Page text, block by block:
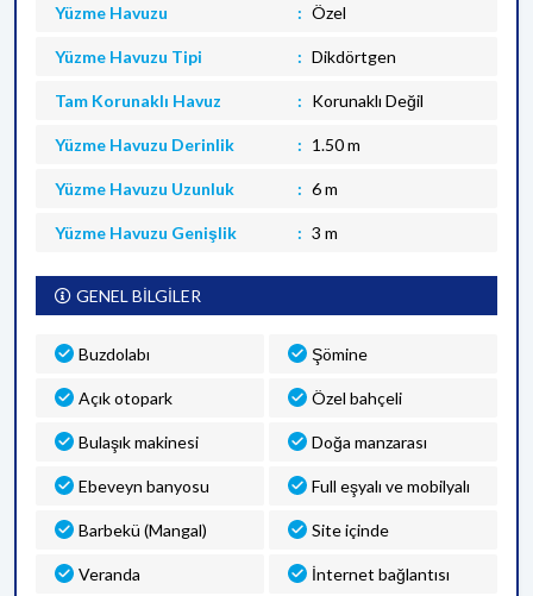
Yüzme Havuzu Özel
Yüzme Havuzu Tipi Dikdörtgen
Tam Korunaklı Havuz Korunaklı Değil
Yüzme Havuzu Derinlik 1.50 m
Yüzme Havuzu Uzunluk 6 m
Yüzme Havuzu Genişlik 3 m
GENEL BİLGİLER
Buzdolabı Şömine
Açık otopark Özel bahçeli
Bulaşık makinesi Doğa manzarası
Ebeveyn banyosu Full eşyalı ve mobilyalı
Barbekü (Mangal) Site içinde
Veranda İnternet bağlantısı